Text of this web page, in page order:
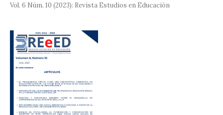
Vol. 6 Núm. 10 (2023): Revista Estudios en Educación